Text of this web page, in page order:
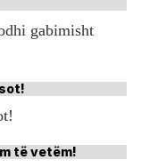
gabimisht